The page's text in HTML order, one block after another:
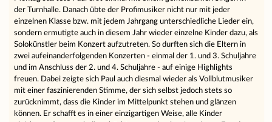
der Turnhalle. Danach übte der Profimusiker nicht nur mit jeder
einzelnen Klasse bzw. mit jedem Jahrgang unterschiedliche Lieder ein,
sondern ermutigte auch in diesem Jahr wieder einzelne Kinder dazu, als
Solokünstler beim Konzert aufzutreten. So durften sich die Eltern in
zwei aufeinanderfolgenden Konzerten - einmal der 1. und 3. Schuljahre
und im Anschluss der 2. und 4. Schuljahre - auf einige Highlights
freuen. Dabei zeigte sich Paul auch diesmal wieder als Vollblutmusiker
mit einer faszinierenden Stimme, der sich selbst jedoch stets so
zurücknimmt, dass die Kinder im Mittelpunkt stehen und glänzen
können. Er schafft es in einer einzigartigen Weise, alle Kinder